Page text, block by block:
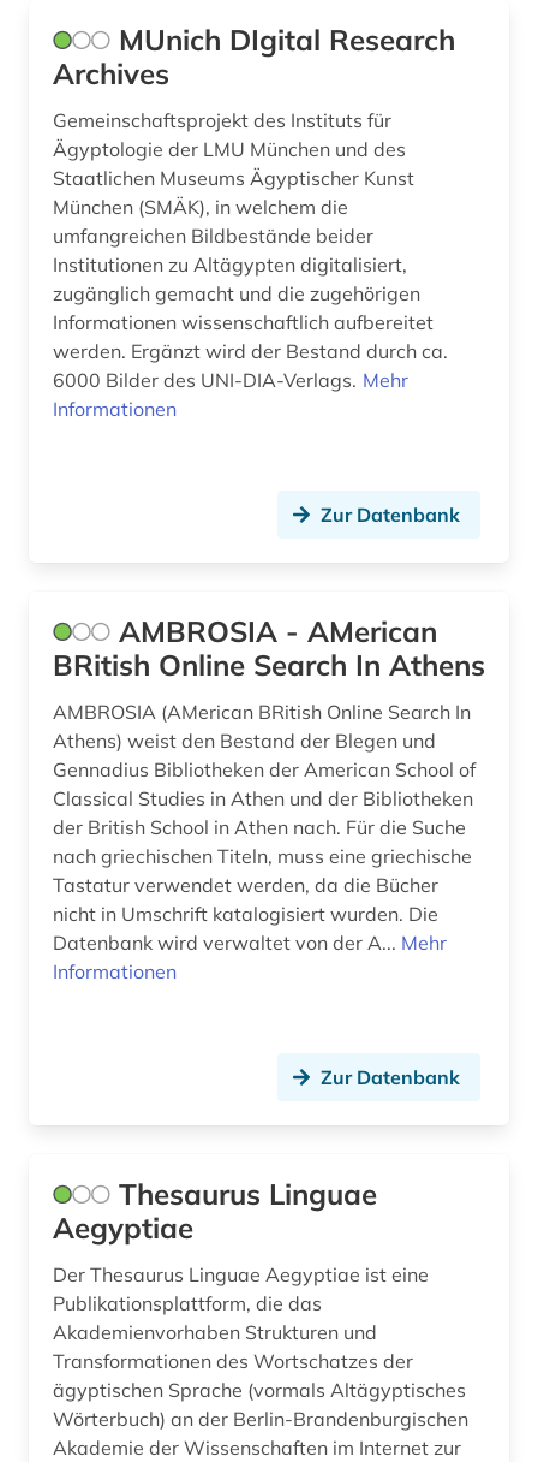
MUnich DIgital Research
Archives
Gemeinschaftsprojekt des Instituts für
Ägyptologie der LMU München und des
Staatlichen Museums Ägyptischer Kunst
München (SMÄK), in welchem die
umfangreichen Bildbestände beider
Institutionen zu Altägypten digitalisiert,
zugänglich gemacht und die zugehörigen
Informationen wissenschaftlich aufbereitet
werden. Ergänzt wird der Bestand durch ca.
6000 Bilder des UNI-DIA-Verlags. Mehr
Informationen
Zur Datenbank
AMBROSIA - AMerican
BRitish Online Search In Athens
AMBROSIA (AMerican BRitish Online Search In
Athens) weist den Bestand der Blegen und
Gennadius Bibliotheken der American School of
Classical Studies in Athen und der Bibliotheken
der British School in Athen nach. Für die Suche
nach griechischen Titeln, muss eine griechische
Tastatur verwendet werden, da die Bücher
nicht in Umschrift katalogisiert wurden. Die
Datenbank wird verwaltet von der A... Mehr
Informationen
Zur Datenbank
Thesaurus Linguae
Aegyptiae
Der Thesaurus Linguae Aegyptiae ist eine
Publikationsplattform, die das
Akademienvorhaben Strukturen und
Transformationen des Wortschatzes der
ägyptischen Sprache (vormals Altägyptisches
Wörterbuch) an der Berlin-Brandenburgischen
Akademie der Wissenschaften im Internet zur